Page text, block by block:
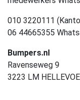
010 3220111
06 44665355
Bumpers.nl
Ravenseweg 9
3223 LM